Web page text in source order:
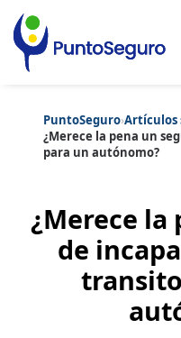
Artículos sobre Otros
Artículos sobre Seguros
Artículos sobre Seguros
Artículos sobre Seguros
Artículos sobre
Artículos sobre
PuntoSeguro›Artículos
¿Merece la pena un
para un autónomo?
¿Merece la
de